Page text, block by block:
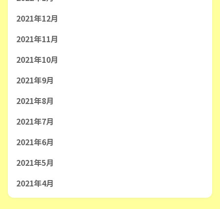
2021年12月
2021年11月
2021年10月
2021年9月
2021年8月
2021年7月
2021年6月
2021年5月
2021年4月